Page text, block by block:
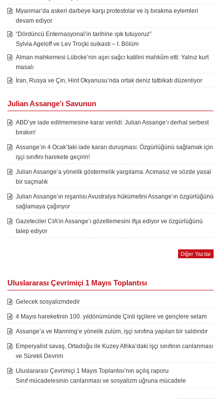
Myanmar’da askeri darbeye karşı protestolar ve iş bırakma eylemleri
devam ediyor
“Dördüncü Enternasyonal’in tarihine ışık tutuyoruz”
Sylvia Ageloff ve Lev Troçki suikastı – I. Bölüm
Alman mahkemesi Lübcke’nin aşırı sağcı katilini mahkûm etti: Yalnız kurt
masalı
İran, Rusya ve Çin, Hint Okyanusu’nda ortak deniz tatbikatı düzenliyor
Julian Assange’ı Savunun
ABD’ye iade edilmemesine karar verildi: Julian Assange’ı derhal serbest
bırakın!
Assange’ın 4 Ocak’taki iade kararı duruşması: Özgürlüğünü sağlamak için
işçi sınıfını harekete geçirin!
Julian Assange’a yönelik göstermelik yargılama: Acımasız ve sözde yasal
bir saçmalık
Julian Assange’ın nişanlısı Avustralya hükümetini Assange’ın özgürlüğünü
sağlamaya çağırıyor
Gazeteciler CIA’in Assange’ı gözetlemesini ifşa ediyor ve özgürlüğünü
talep ediyor
Diğer Yazılar
Uluslararası Çevrimiçi 1 Mayıs Toplantısı
Gelecek sosyalizmdedir
4 Mayıs hareketinin 100. yıldönümünde Çinli işçilere ve gençlere selam
Assange’a ve Manning’e yönelik zulüm, işçi sınıfına yapılan bir saldırıdır
Emperyalist savaş, Ortadoğu ile Kuzey Afrika’daki işçi sınıfının canlanması
ve Sürekli Devrim
Uluslararası Çevrimiçi 1 Mayıs Toplantısı’nın açılış raporu
Sınıf mücadelesinin canlanması ve sosyalizm uğruna mücadele